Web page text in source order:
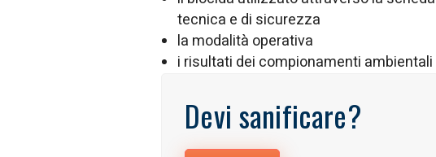
tecnica e di sicurezza
la modalità operativa
i risultati dei compionamenti ambientali
Devi sanificare?